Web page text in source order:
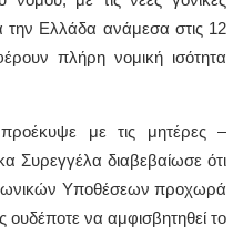
Ελλάδα ανάμεσα στις 12
πλήρη νομική ισότητα
με τις μητέρες –
Συρεγγέλα διαβεβαίωσε ότι
Υποθέσεων προχωρά
ουδέποτε να αμφισβητηθεί το